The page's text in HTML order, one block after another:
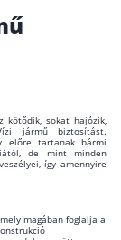
kötődik, sokat hajózik,
jármű biztosítást.
előre tartanak bármi
de mint minden
így amennyire
magában foglalja a